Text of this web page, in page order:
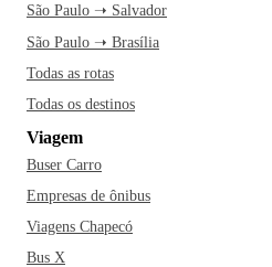
São Paulo ➝ Salvador
São Paulo ➝ Brasília
Todas as rotas
Todas os destinos
Viagem
Buser Carro
Empresas de ônibus
Viagens Chapecó
Bus X